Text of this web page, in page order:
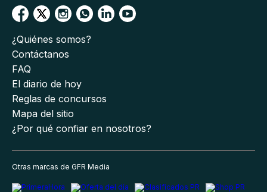
¿Quiénes somos?
Contáctanos
FAQ
El diario de hoy
Reglas de concursos
Mapa del sitio
¿Por qué confiar en nosotros?
Otras marcas de GFR Media